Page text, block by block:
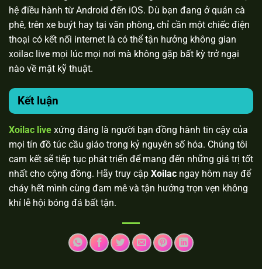
hệ điều hành từ Android đến iOS. Dù bạn đang ở quán cà
phê, trên xe buýt hay tại văn phòng, chỉ cần một chiếc điện
thoại có kết nối internet là có thể tận hưởng không gian
xoilac live mọi lúc mọi nơi mà không gặp bất kỳ trở ngại
nào về mặt kỹ thuật.
Kết luận
Xoilac live xứng đáng là người bạn đồng hành tin cậy của
mọi tín đồ túc cầu giáo trong kỷ nguyên số hóa. Chúng tôi
cam kết sẽ tiếp tục phát triển để mang đến những giá trị tốt
nhất cho cộng đồng. Hãy truy cập Xoilac ngay hôm nay để
cháy hết mình cùng đam mê và tận hưởng trọn vẹn không
khí lễ hội bóng đá bất tận.